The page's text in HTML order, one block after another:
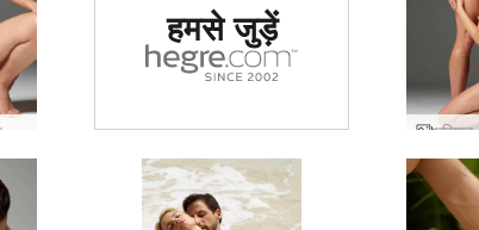
एरियल और एलेक्स ओरल सेक्स
हमसे जुड़ें